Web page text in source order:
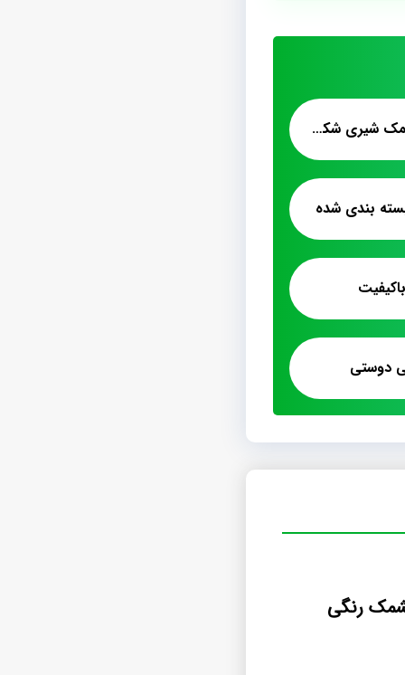
بازار پخش عمده پشمک شیری شکلاتی شلاله
بندی شده
دوستی
رنگی